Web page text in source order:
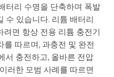
터리 수명을 단축하며 폭발
수 있습니다. 리튬 배터리
면 항상 전용 리튬 충전기
를 따르며, 과충전 및 완전
서 충전하고, 올바른 전압
러한 모범 사례를 따르면